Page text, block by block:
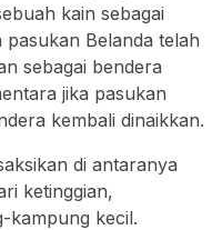
kain sebagai
Belanda telah
sebagai bendera
jika pasukan
kembali dinaikkan.
di antaranya
ketinggian,
kampung kecil.